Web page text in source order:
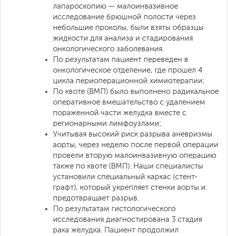
лапароскопию — малоинвазивное
исследование брюшной полости через
небольшие проколы, были взяты образцы
жидкости для анализа и стадирования
онкологического заболевания.
По результатам пациент переведен в
онкологическое отделение, где прошел 4
цикла периоперационной химиотерапии;
По квоте (ВМП) было выполнено радикальное
оперативное вмешательство с удалением
пораженной части желудка вместе с
регионарными лимфоузлами;
Учитывая высокий риск разрыва аневризмы
аорты, через неделю после первой операции
провели вторую малоинвазивную операцию
также по квоте (ВМП). Наши специалисты
установили специальный каркас (стент-
графт), который укрепляет стенки аорты и
предотвращает разрыв.
По результатам гистологического
исследования диагностирована 3 стадия
рака желудка. Пациент продолжил